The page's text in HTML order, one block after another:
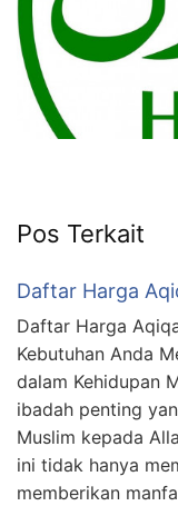
Pos Terkait
Daftar Harga
Daftar Harga
Kebutuhan Anda
dalam Kehidupan
ibadah penting
Muslim kepada
ini tidak hanya
memberikan